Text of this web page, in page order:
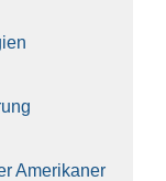
Ame­ri­ka­ner